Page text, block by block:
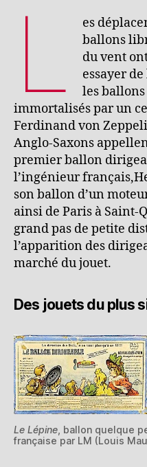
L
es
ballons
du vent
essayer
les
immortalisés par un
Ferdinand von
Anglo-Saxons
premier ballon
l’ingénieur
son ballon d’un
ainsi de Paris à Saint-
grand pas de petite
l’apparition des
marché du jouet.
Des jouets du plus
Le Lépine , ballon quelque
française par LM (Louis